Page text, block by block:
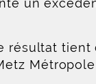
un
résultat